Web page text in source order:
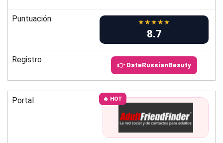
Puntuación ★★★★★
8.7
Registro
👉 DateRussianBeauty
Portal 🔥 HOT